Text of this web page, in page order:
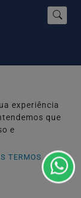
experiência
que
e
TERMOS